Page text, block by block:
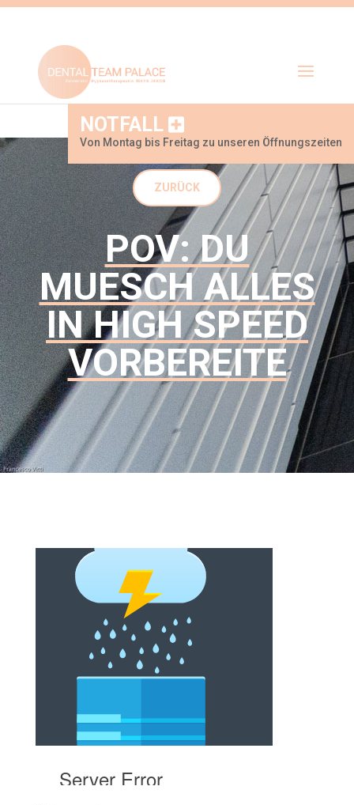
NOTFALL
Von Montag bis Freitag zu unseren Öffnungszeiten
ZURÜCK
POV: DU
MUESCH ALLES
IN HIGH SPEED
VORBEREITE